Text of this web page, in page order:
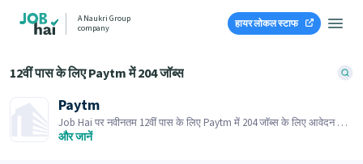
A Naukri Group
company
हायर लोकल स्टाफ
12वीं पास के लिए Paytm में 204 जॉब्स
Paytm
Job Hai पर नवीनतम 12वीं पास के लिए Paytm में 204 जॉब्स के लिए आवेदन करें!
भर्तीकर्ता के पास आपके क्षेत्र में तत्काल रिक्तियां हैं।
और जानें